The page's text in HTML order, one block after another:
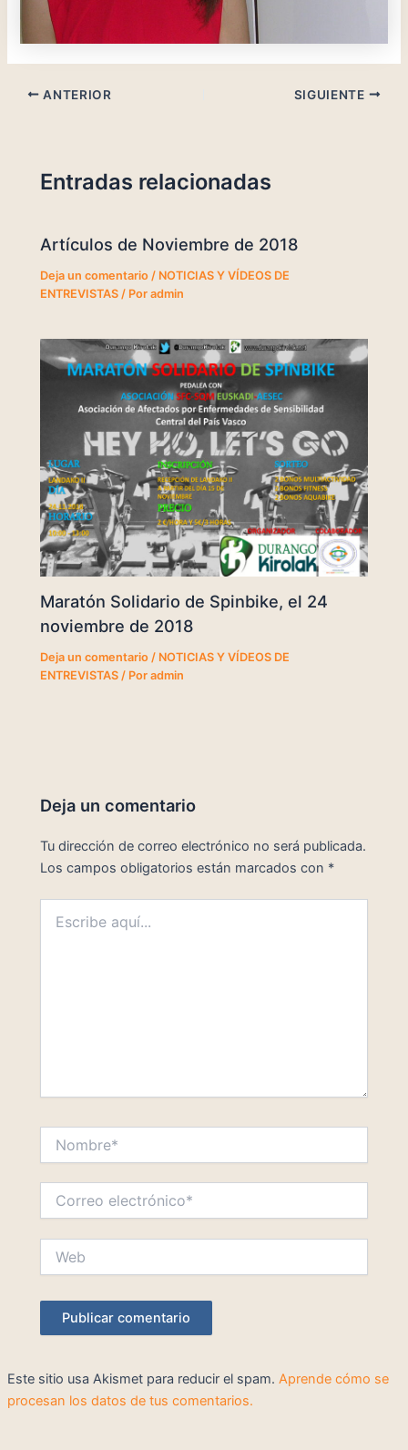
ANTERIOR SIGUIENTE
Entradas relacionadas
Artículos de Noviembre de 2018
Deja un comentario / NOTICIAS Y VÍDEOS DE
ENTREVISTAS / Poradmin
Maratón Solidario de Spinbike, el 24
noviembre de 2018
Deja un comentario / NOTICIAS Y VÍDEOS DE
ENTREVISTAS / Poradmin
Deja un comentario
Tu dirección de correo electrónico no será publicada.
Los campos obligatorios están marcados con *
aquí...
electrónico*
Este sitio usa Akismet para reducir el spam. Aprende cómo se
procesan los datos de tus comentarios.